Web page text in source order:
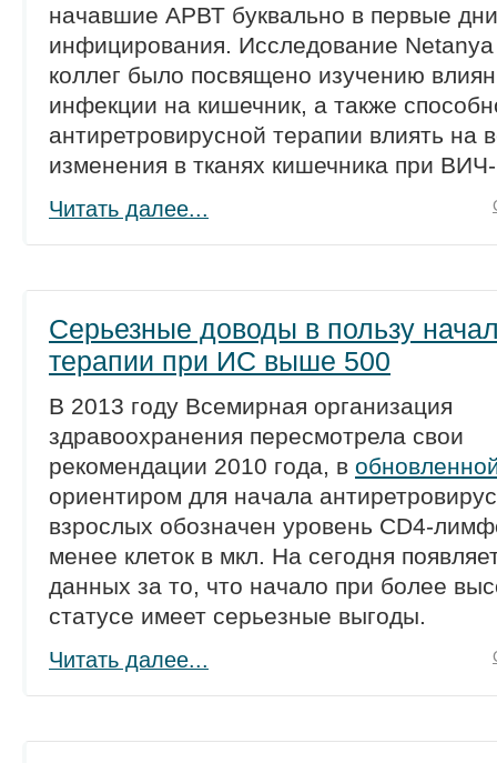
начавшие АРВТ буквально в первые
инфицирования. Исследование
коллег было посвящено изучению
инфекции на кишечник, а также
антиретровирусной терапии влиять на
изменения в тканях кишечника при
Читать далее...
Серьезные доводы в пользу
терапии при ИС выше 500
В 2013 году Всемирная организация
здравоохранения пересмотрела свои
рекомендации 2010 года, в
ориентиром для начала
взрослых обозначен уровень CD4-
менее клеток в мкл. На сегодня
данных за то, что начало при более
статусе имеет серьезные выгоды.
Читать далее...